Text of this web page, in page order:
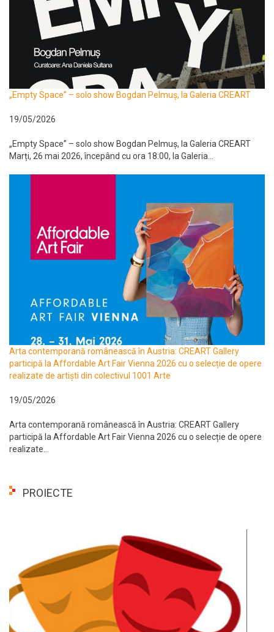
„Empty Space” – solo show Bogdan Pelmuș, la Galeria CREART
19/05/2026
„Empty Space” – solo show Bogdan Pelmuș, la Galeria CREART
Marți, 26 mai 2026, începând cu ora 18:00, la Galeria...
Arta contemporană românească în Austria: CREART Gallery
participă la Affordable Art Fair Vienna 2026 cu o selecție de opere
realizate de artiști din colectivul 1001 Arte
19/05/2026
Arta contemporană românească în Austria: CREART Gallery
participă la Affordable Art Fair Vienna 2026 cu o selecție de opere
realizate...
PROIECTE